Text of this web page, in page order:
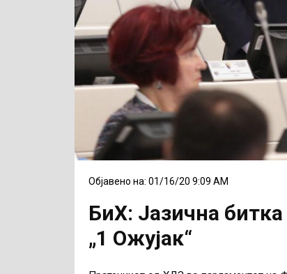
Објавено на: 01/16/20 9:09 AM
БиХ: Јазична
„1 Ожујак“